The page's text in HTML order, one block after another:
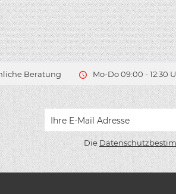
Beratung Mo-Do 09:00 - 12:30
Die